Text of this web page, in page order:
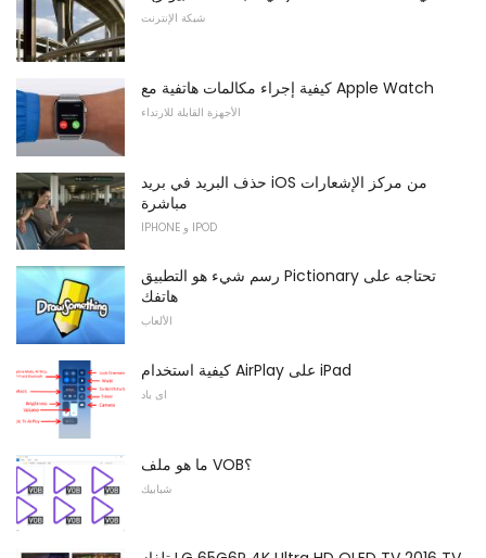
شبكة الإنترنت
كيفية إجراء مكالمات هاتفية مع Apple Watch
الأجهزة القابلة للارتداء
حذف البريد في بريد iOS من مركز الإشعارات
مباشرة
IPHONE و IPOD
رسم شيء هو التطبيق Pictionary تحتاجه على
هاتفك
الألعاب
كيفية استخدام AirPlay على iPad
اى باد
ما هو ملف VOB؟
شبابيك